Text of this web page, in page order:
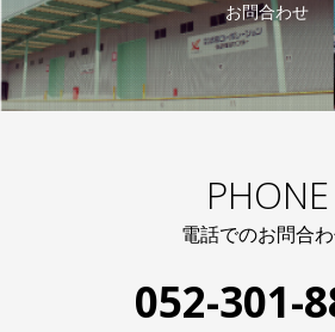
お問合わせ
PHONE
電話でのお問合
052-301-